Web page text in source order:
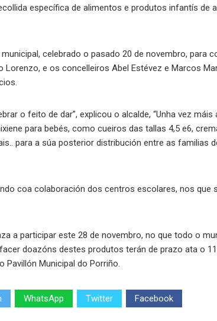
específica de alimentos e produtos infantís de
celebrado o pasado 20 de novembro, para
Lorenzo, e os concelleiros Abel Estévez e Marcos
o feito de dar”, explicou o alcalde, “Unha vez
para bebés, como cueiros das tallas 4,5 e6,
para a súa posterior distribución entre as familias
coa colaboración dos centros escolares, nos que
a participar este 28 de novembro, no que todo o
doazóns destes produtos terán de prazo ata o
Pavillón Municipal do Porriño.
WhatsApp Twitter Facebook